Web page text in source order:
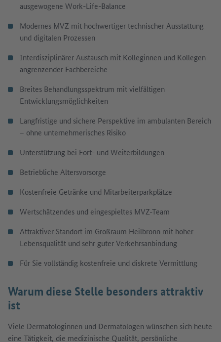
ausgewogene Work-Life-Balance
Modernes MVZ mit hochwertiger technischer Ausstattung
und digitalen Prozessen
Interdisziplinärer Austausch mit Kolleginnen und Kollegen
angrenzender Fachbereiche
Breites Behandlungsspektrum mit vielfältigen
Entwicklungsmöglichkeiten
Langfristige und sichere Perspektive im ambulanten Bereich
– ohne unternehmerisches Risiko
Unterstützung bei Fort- und Weiterbildungen
Betriebliche Altersvorsorge
Kostenfreie Getränke und Mitarbeiterparkplätze
Wertschätzendes und eingespieltes MVZ-Team
Attraktiver Standort im Großraum Heilbronn mit hoher
Lebensqualität und sehr guter Verkehrsanbindung
Für Sie vollständig kostenfreie und diskrete Vermittlung
Warum diese Stelle besonders attraktiv
ist
Viele Dermatologinnen und Dermatologen wünschen sich heute
eine Tätigkeit, die medizinische Qualität, persönliche